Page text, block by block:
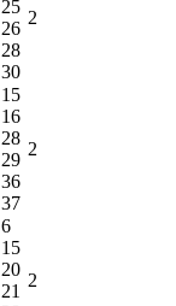
25
26
28
30
2
15
16
28
29
36
37
2
6
15
20
21
2